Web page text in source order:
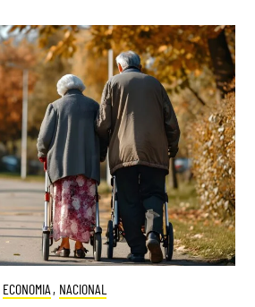
ECONOMIA , NACIONAL